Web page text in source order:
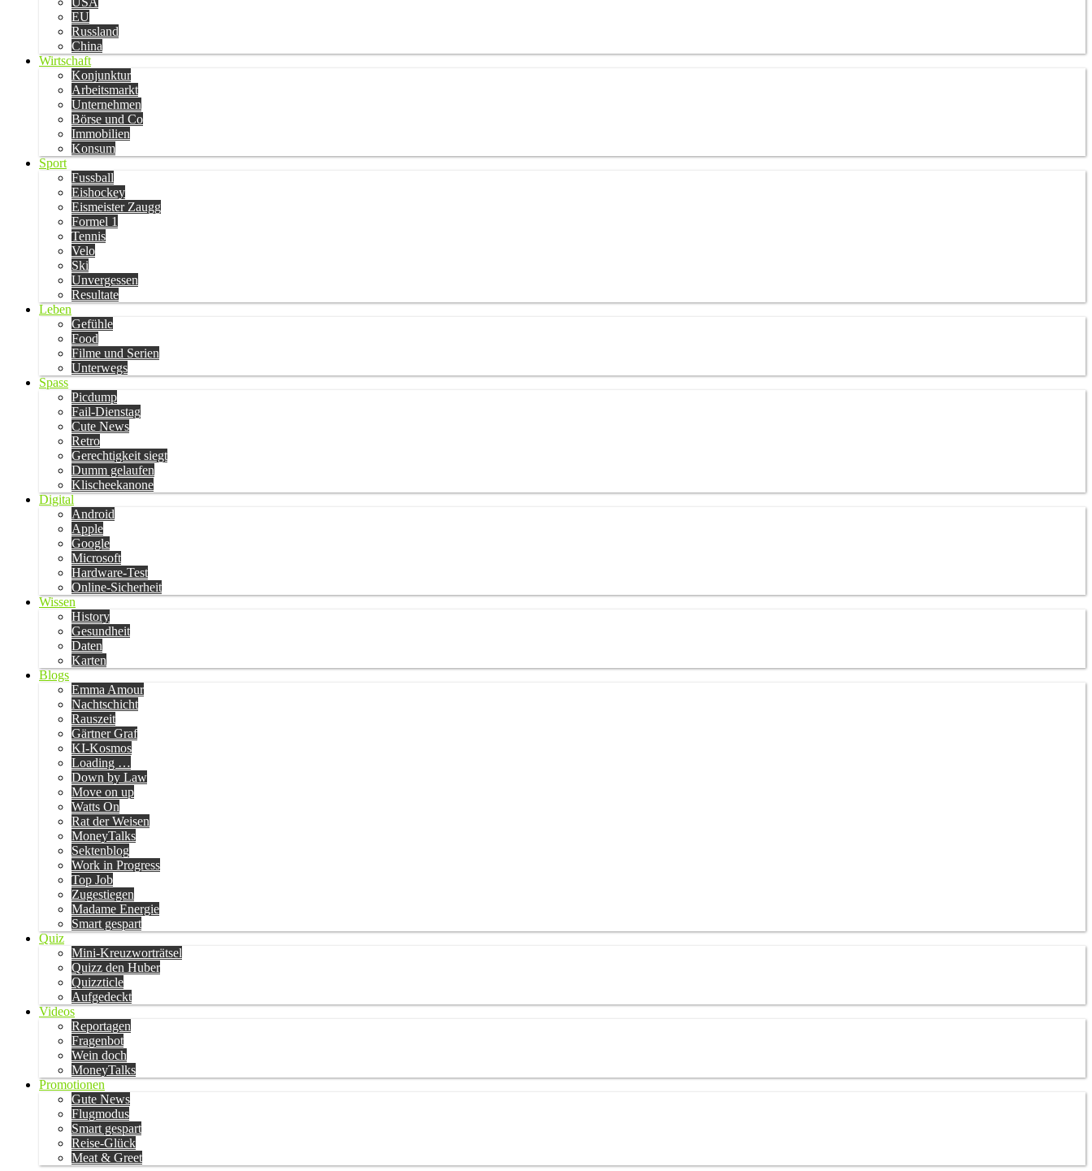
EU
Russland
China
Wirtschaft
Konjunktur
Arbeitsmarkt
Unternehmen
Börse und Co
Immobilien
Konsum
Sport
Fussball
Eishockey
Eismeister Zaugg
Formel 1
Tennis
Velo
Ski
Unvergessen
Resultate
Leben
Gefühle
Food
Filme und Serien
Unterwegs
Spass
Picdump
Fail-Dienstag
Cute News
Retro
Gerechtigkeit siegt
Dumm gelaufen
Klischeekanone
Digital
Android
Apple
Google
Microsoft
Hardware-Test
Online-Sicherheit
Wissen
History
Gesundheit
Daten
Karten
Blogs
Emma Amour
Nachtschicht
Rauszeit
Gärtner Graf
KI-Kosmos
Loading …
Down by Law
Move on up
Watts On
Rat der Weisen
MoneyTalks
Sektenblog
Work in Progress
Top Job
Zugestiegen
Madame Energie
Smart gespart
Quiz
Mini-Kreuzworträtsel
Quizz den Huber
Quizzticle
Aufgedeckt
Videos
Reportagen
Fragenbot
Wein doch
MoneyTalks
Promotionen
Gute News
Flugmodus
Smart gespart
Reise-Glück
Meat & Greet